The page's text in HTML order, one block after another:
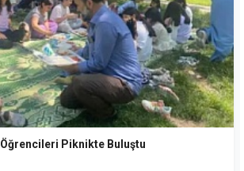
Öğrencileri Piknikte Buluştu